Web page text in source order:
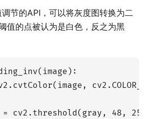
节的API，可以将灰度图转换为二
值的点被认为是白色，反之为黑
cv2.threshold(gray, 48,